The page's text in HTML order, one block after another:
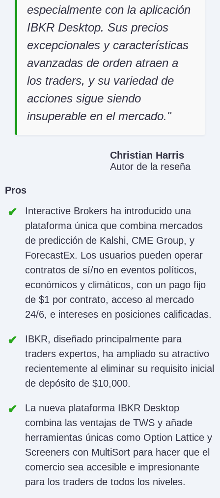
especialmente con la aplicación
IBKR Desktop. Sus precios
excepcionales y características
avanzadas de orden atraen a
los traders, y su variedad de
acciones sigue siendo
insuperable en el mercado.
Christian Harris
Autor de la reseña
Pros
Interactive Brokers ha introducido una
plataforma única que combina mercados
de predicción de Kalshi, CME Group, y
ForecastEx. Los usuarios pueden operar
contratos de sí/no en eventos políticos,
económicos y climáticos, con un pago fijo
de $1 por contrato, acceso al mercado
24/6, e intereses en posiciones calificadas.
IBKR, diseñado principalmente para
traders expertos, ha ampliado su atractivo
recientemente al eliminar su requisito inicial
de depósito de $10,000.
La nueva plataforma IBKR Desktop
combina las ventajas de TWS y añade
herramientas únicas como Option Lattice y
Screeners con MultiSort para hacer que el
comercio sea accesible e impresionante
para los traders de todos los niveles.